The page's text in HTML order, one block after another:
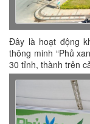
Đây là hoạt động
thông minh “Phủ
30 tỉnh, thành trên